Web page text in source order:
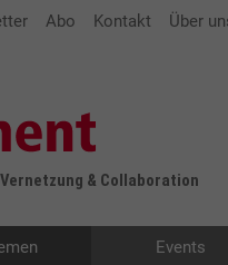
Abo Kontakt Über
& Collaboration
Events